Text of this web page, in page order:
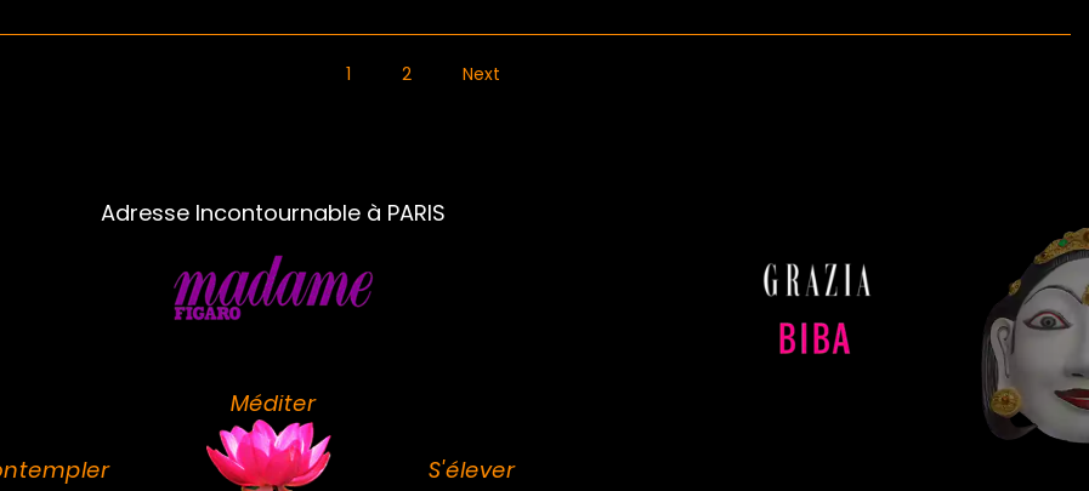
1 2 Next
Adresse Incontournable à PARIS
Méditer
S'élever